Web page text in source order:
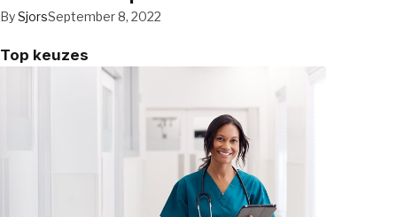
BySjorsSeptember 8, 2022
Top keuzes